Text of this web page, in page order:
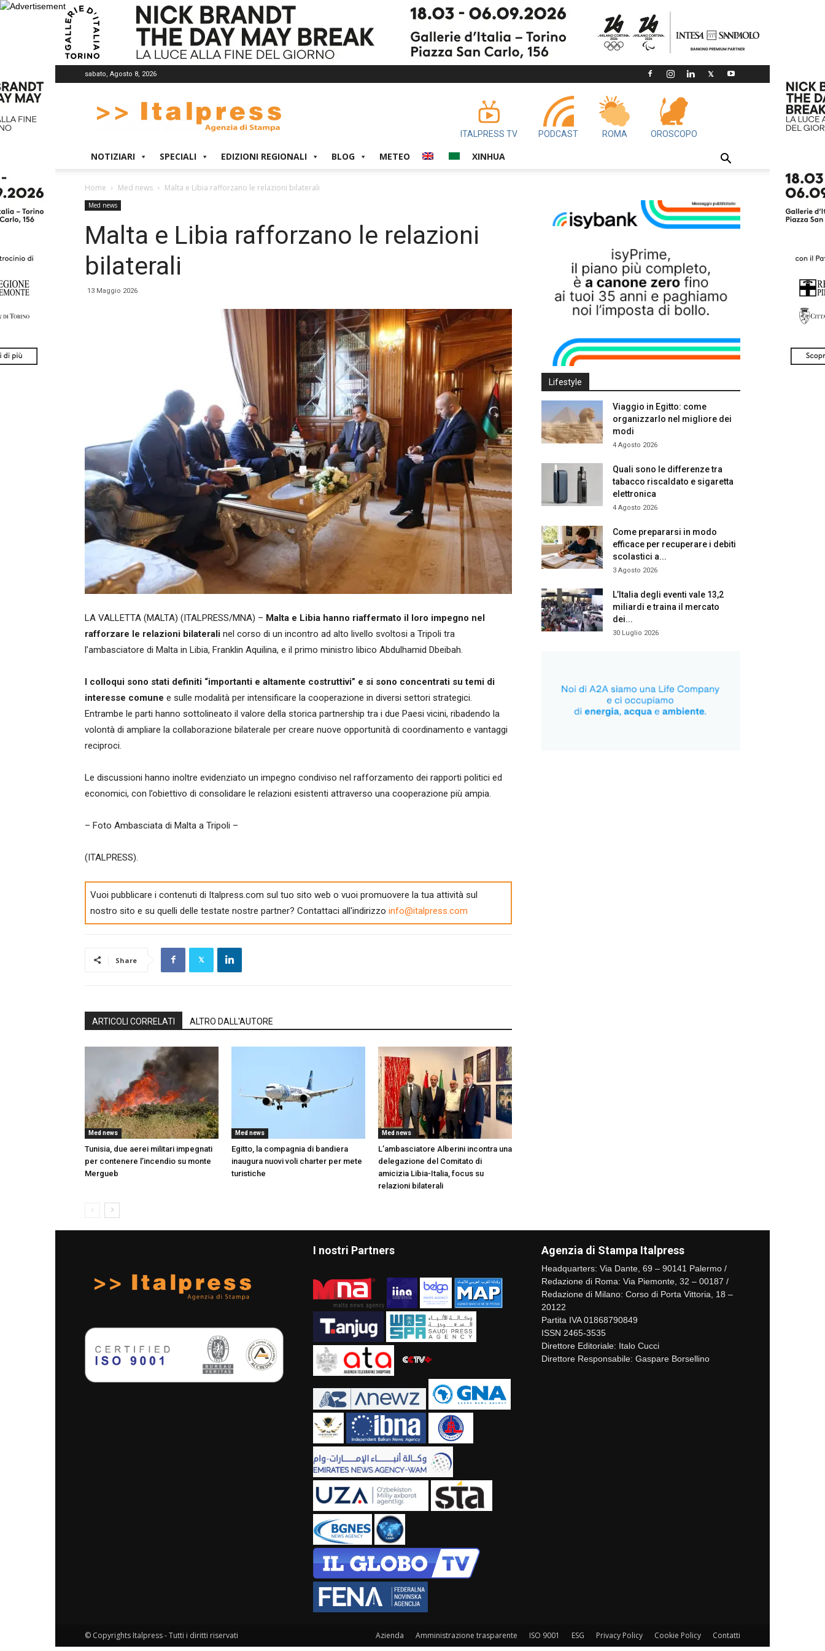
sabato, Agosto 8, 2026
ITALPRESS TV PODCAST ROMA OROSCOPO
NOTIZIARI SPECIALI EDIZIONI REGIONALI BLOG METEO XINHUA
Home Med news Malta e Libia rafforzano le relazioni bilaterali
Med news
Malta e Libia rafforzano le relazioni
bilaterali
13 Maggio 2026
LA VALLETTA (MALTA) (ITALPRESS/MNA) – Malta e Libia hanno riaffermato il loro impegno nel
rafforzare le relazioni bilaterali nel corso di un incontro ad alto livello svoltosi a Tripoli tra
l’ambasciatore di Malta in Libia, Franklin Aquilina, e il primo ministro libico Abdulhamid Dbeibah.
I colloqui sono stati definiti “importanti e altamente costruttivi” e si sono concentrati su temi di
interesse comune e sulle modalità per intensificare la cooperazione in diversi settori strategici.
Entrambe le parti hanno sottolineato il valore della storica partnership tra i due Paesi vicini, ribadendo la
volontà di ampliare la collaborazione bilaterale per creare nuove opportunità di coordinamento e vantaggi
reciproci.
Le discussioni hanno inoltre evidenziato un impegno condiviso nel rafforzamento dei rapporti politici ed
economici, con l’obiettivo di consolidare le relazioni esistenti attraverso una cooperazione più ampia.
– Foto Ambasciata di Malta a Tripoli –
(ITALPRESS).
Vuoi pubblicare i contenuti di Italpress.com sul tuo sito web o vuoi promuovere la tua attività sul
nostro sito e su quelli delle testate nostre partner? Contattaci all'indirizzo info@italpress.com
Share
ARTICOLI CORRELATI ALTRO DALL'AUTORE
Med news
Tunisia, due aerei militari impegnati
per contenere l’incendio su monte
Mergueb
Med news
Egitto, la compagnia di bandiera
inaugura nuovi voli charter per mete
turistiche
Med news
L’ambasciatore Alberini incontra una
delegazione del Comitato di
amicizia Libia-Italia, focus su
relazioni bilaterali
Lifestyle
Viaggio in Egitto: come
organizzarlo nel migliore dei
modi
4 Agosto 2026
Quali sono le differenze tra
tabacco riscaldato e sigaretta
elettronica
4 Agosto 2026
Come prepararsi in modo
efficace per recuperare i debiti
scolastici a...
3 Agosto 2026
L’Italia degli eventi vale 13,2
miliardi e traina il mercato
dei...
30 Luglio 2026
I nostri Partners Agenzia di Stampa Italpress
Headquarters: Via Dante, 69 – 90141 Palermo /
Redazione di Roma: Via Piemonte, 32 – 00187 /
Redazione di Milano: Corso di Porta Vittoria, 18 –
20122
Partita IVA 01868790849
ISSN 2465-3535
Direttore Editoriale: Italo Cucci
Direttore Responsabile: Gaspare Borsellino
Azienda Amministrazione trasparente ISO 9001 ESG Privacy Policy Cookie Policy Contatti
© Copyrights Italpress - Tutti i diritti riservati